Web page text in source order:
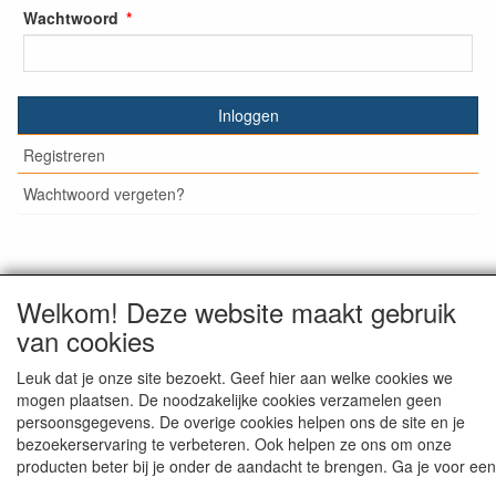
Wachtwoord
Inloggen
Registreren
Wachtwoord vergeten?
zijn inclusief BTW en exclusiefverzendkosten, tenzij anders
staat aangegeven.
Welkom! Deze website maakt gebruik
van cookies
Leuk dat je onze site bezoekt. Geef hier aan welke cookies we
mogen plaatsen. De noodzakelijke cookies verzamelen geen
persoonsgegevens. De overige cookies helpen ons de site en je
bezoekerservaring te verbeteren. Ook helpen ze ons om onze
producten beter bij je onder de aandacht te brengen. Ga je voor een